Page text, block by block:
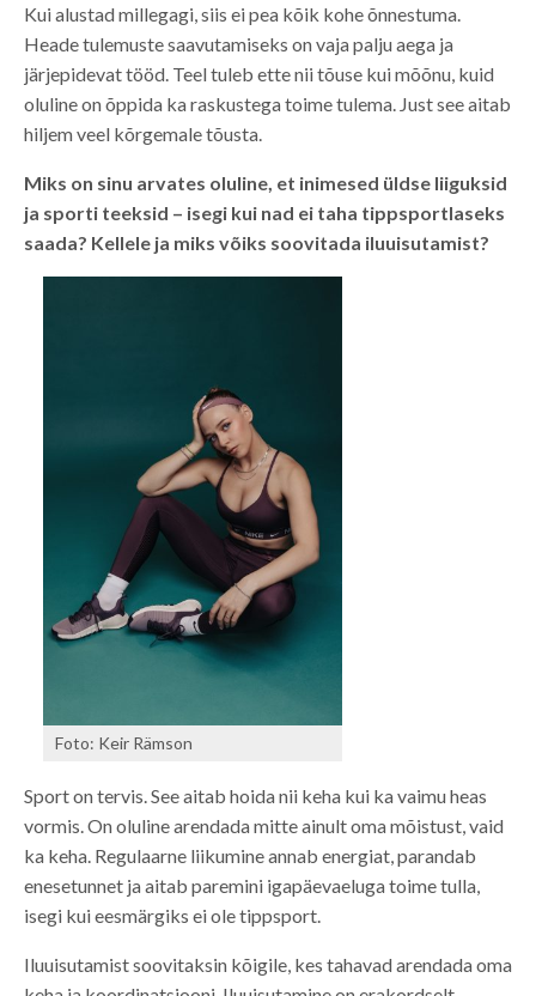
Kui alustad millegagi, siis ei pea kõik kohe õnnestuma.
Heade tulemuste saavutamiseks on vaja palju aega ja
järjepidevat tööd. Teel tuleb ette nii tõuse kui mõõnu, kuid
oluline on õppida ka raskustega toime tulema. Just see aitab
hiljem veel kõrgemale tõusta.
Miks on sinu arvates oluline, et inimesed üldse liiguksid
ja sporti teeksid – isegi kui nad ei taha tippsportlaseks
saada? Kellele ja miks võiks soovitada iluuisutamist?
Foto: Keir Rämson
Sport on tervis. See aitab hoida nii keha kui ka vaimu heas
vormis. On oluline arendada mitte ainult oma mõistust, vaid
ka keha. Regulaarne liikumine annab energiat, parandab
enesetunnet ja aitab paremini igapäevaeluga toime tulla,
isegi kui eesmärgiks ei ole tippsport.
Iluuisutamist soovitaksin kõigile, kes tahavad arendada oma